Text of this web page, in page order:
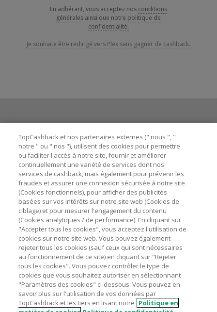
En adhérant, vous acceptez nos conditions
générales ainsi que notre politique de
confidentialité.
Je souhaite être redirigé vers Plex sans gagner de cashback.
Besoin d'aide ?
Astuces pour économiser
A propos de
Contactez-nous
Mentions légales
Nos sites UK US CN JP DE AU
TopCashback et nos partenaires externes (" nous ", "
notre " ou " nos "), utilisent des cookies pour permettre
ou faciliter l'accès à notre site, fournir et améliorer
continuellement une variété de services dont nos
services de cashback, mais également pour prévenir les
fraudes et assurer une connexion sécurisée à notre site
(Cookies fonctionnels), pour afficher des publicités
basées sur vos intérêts sur notre site web (Cookies de
ciblage) et pour mesurer l'engagement du contenu
(Cookies analytiques / de performance). En cliquant sur
"Accepter tous les cookies", vous acceptez l'utilisation de
cookies sur notre site web. Vous pouvez également
rejeter tous les cookies (sauf ceux qui sont nécessaires
au fonctionnement de ce site) en cliquant sur "Rejeter
tous les cookies". Vous pouvez contrôler le type de
cookies que vous souhaitez autoriser en sélectionnant
"Paramètres des cookies" ci-dessous. Vous pouvez en
savoir plus sur l'utilisation de vos données par
TopCashback et les tiers en lisant notre Politique en